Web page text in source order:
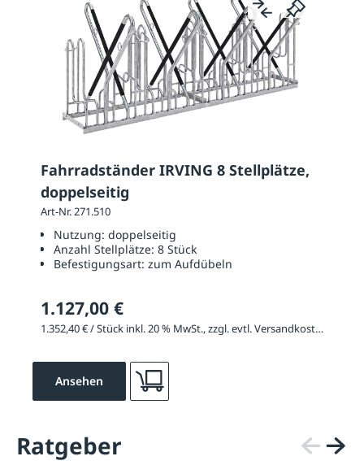
Fahrradständer IRVING 8 Stellplätze,
doppelseitig
Art-Nr. 271.510
Nutzung: doppelseitig
Anzahl Stellplätze: 8 Stück
Befestigungsart: zum Aufdübeln
1.127,00 €
1.352,40 € / Stück inkl. 20 % MwSt., zzgl. evtl. Versandkosten
Ansehen
Ratgeber